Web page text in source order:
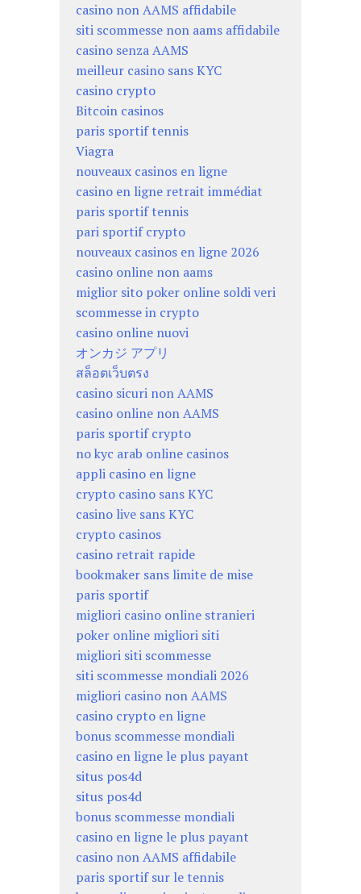
casino non AAMS affidabile
siti scommesse non aams affidabile
casino senza AAMS
meilleur casino sans KYC
casino crypto
Bitcoin casinos
paris sportif tennis
Viagra
nouveaux casinos en ligne
casino en ligne retrait immédiat
paris sportif tennis
pari sportif crypto
nouveaux casinos en ligne 2026
casino online non aams
miglior sito poker online soldi veri
scommesse in crypto
casino online nuovi
オンカジ アプリ
สล็อตเว็บตรง
casino sicuri non AAMS
casino online non AAMS
paris sportif crypto
no kyc arab online casinos
appli casino en ligne
crypto casino sans KYC
casino live sans KYC
crypto casinos
casino retrait rapide
bookmaker sans limite de mise
paris sportif
migliori casino online stranieri
poker online migliori siti
migliori siti scommesse
siti scommesse mondiali 2026
migliori casino non AAMS
casino crypto en ligne
bonus scommesse mondiali
casino en ligne le plus payant
situs pos4d
situs pos4d
bonus scommesse mondiali
casino en ligne le plus payant
casino non AAMS affidabile
paris sportif sur le tennis